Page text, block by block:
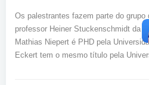
Os palestrantes fazem parte do
professor Heiner Stuckenschmidt da
Mathias Niepert é PHD pela
Eckert tem o mesmo título pela